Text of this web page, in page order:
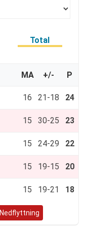
Total
MA +/- P
16 21-18 24
15 30-25 23
15 24-29 22
15 19-15 20
15 19-21 18
Nedflyttning